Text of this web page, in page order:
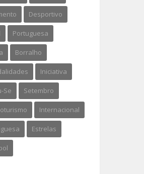
Desportivo
Portuguesa
Borralho
Iniciativa
Se Setembro
Internacional
Estrelas